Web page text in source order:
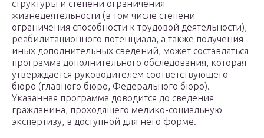
структуры и степени ограничения
жизнедеятельности (в том числе степени
ограничения способности к трудовой деятельности),
реабилитационного потенциала, а также получения
иных дополнительных сведений, может составляться
программа дополнительного обследования, которая
утверждается руководителем соответствующего
бюро (главного бюро, Федерального бюро).
Указанная программа доводится до сведения
гражданина, проходящего медико-социальную
экспертизу, в доступной для него форме.